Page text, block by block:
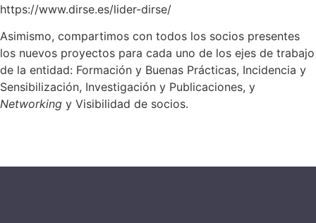
https://www.dirse.es/lider-dirse/
Asimismo, compartimos con todos los socios presentes
los nuevos proyectos para cada uno de los ejes de trabajo
de la entidad: Formación y Buenas Prácticas, Incidencia y
Sensibilización, Investigación y Publicaciones, y
Networking y Visibilidad de socios.